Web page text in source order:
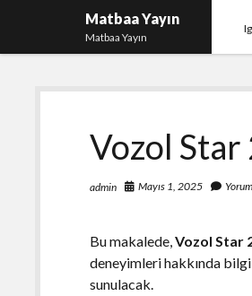
Matbaa Yayın
Matbaa Yayın
Vozol
admin Mayıs 1, 2025
Bu makalede,Vozol Star
deneyimleri hakkında
sunulacak.